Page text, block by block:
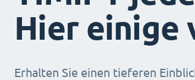
Hier einige
Erhalten Sie einen tieferen